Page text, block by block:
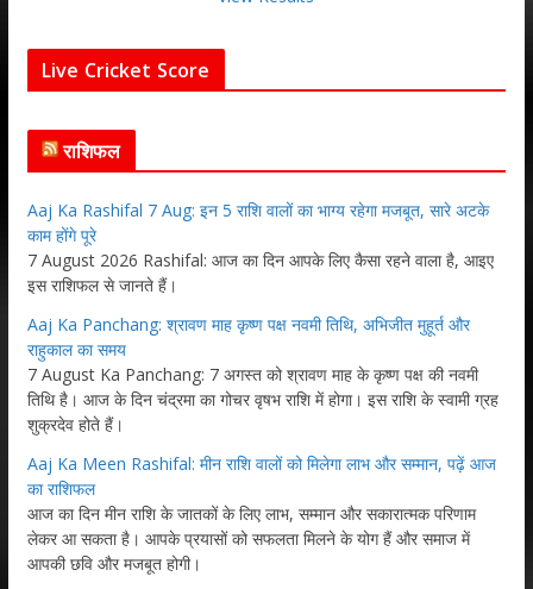
Live Cricket Score
राशिफल
Aaj Ka Rashifal 7 Aug: इन 5 राशि वालों का भाग्य रहेगा मजबूत, सारे अटके
काम होंगे पूरे
7 August 2026 Rashifal: आज का दिन आपके लिए कैसा रहने वाला है, आइए
इस राशिफल से जानते हैं।
Aaj Ka Panchang: श्रावण माह कृष्ण पक्ष नवमी तिथि, अभिजीत मुहूर्त और
राहुकाल का समय
7 August Ka Panchang: 7 अगस्त को श्रावण माह के कृष्ण पक्ष की नवमी
तिथि है। आज के दिन चंद्रमा का गोचर वृषभ राशि में होगा। इस राशि के स्वामी ग्रह
शुक्रदेव होते हैं।
Aaj Ka Meen Rashifal: मीन राशि वालों को मिलेगा लाभ और सम्मान, पढ़ें आज
का राशिफल
आज का दिन मीन राशि के जातकों के लिए लाभ, सम्मान और सकारात्मक परिणाम
लेकर आ सकता है। आपके प्रयासों को सफलता मिलने के योग हैं और समाज में
आपकी छवि और मजबूत होगी।